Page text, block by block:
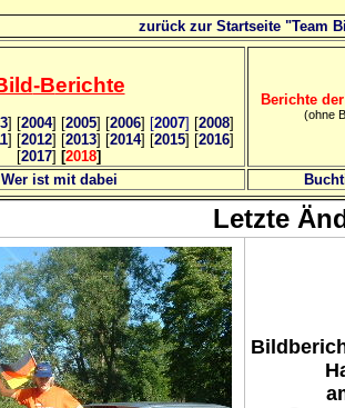
zurück zur Startseite "Team
-Berichte
] [2004] [2005] [2006] [2007] [2008]
] [2012] [2013] [2014] [2015] [2016]
[2017] [2018]
Berichte
(ohne
Wer ist mit dabei
Letzte